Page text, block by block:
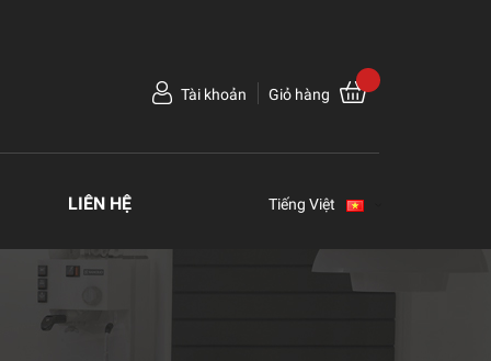
Tài khoản Giỏ hàng
LIÊN HỆ Tiếng Việt